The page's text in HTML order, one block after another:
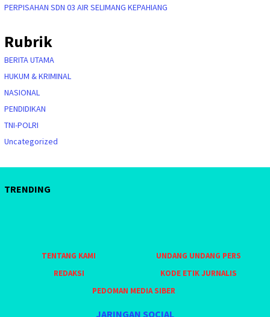
PERPISAHAN SDN 03 AIR SELIMANG KEPAHIANG
Rubrik
BERITA UTAMA
HUKUM & KRIMINAL
NASIONAL
PENDIDIKAN
TNI-POLRI
Uncategorized
TRENDING
TENTANG KAMI
UNDANG UNDANG PERS
REDAKSI
KODE ETIK JURNALIS
PEDOMAN MEDIA SIBER
JARINGAN SOCIAL